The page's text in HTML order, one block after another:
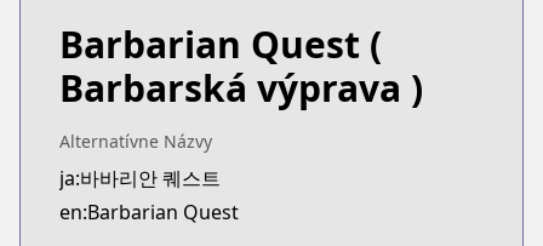
Barbarian Quest (
Barbarská výprava )
Alternatívne Názvy
ja:바바리안 퀘스트
en:Barbarian Quest